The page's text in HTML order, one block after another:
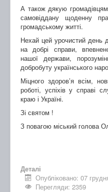
А також дякую
самовіддану щоденну
громадському житті.
Нехай цей урочистий день
на добрі справи,
нашої держави,
добробуту українського
Міцного здоров’я всім,
роботі, успіхів у справі
краю і Україні.
Зі святом !
З повагою міський голова
Деталі
Опубліковано: 07
Перегляди: 2359